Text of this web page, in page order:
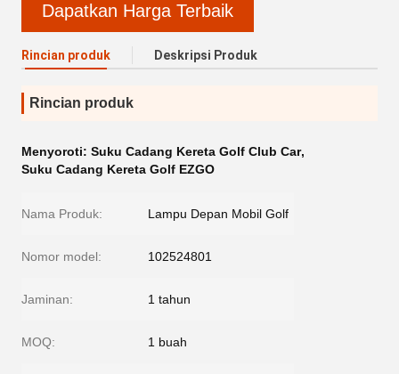
Dapatkan Harga Terbaik
Rincian produk Deskripsi Produk
Rincian produk
Menyoroti: Suku Cadang Kereta Golf Club Car,
Suku Cadang Kereta Golf EZGO
Nama Produk: Lampu Depan Mobil Golf
Nomor model: 102524801
Jaminan: 1 tahun
MOQ: 1 buah